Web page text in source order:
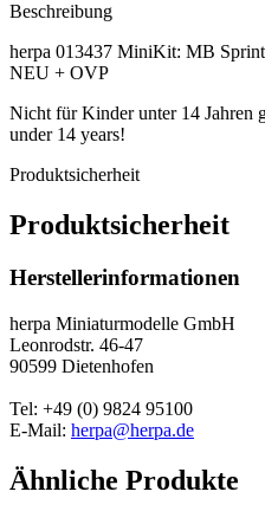
Beschreibung
herpa 013437 MiniKit: MB
NEU + OVP
Nicht für Kinder unter 14 Jahren
under 14 years!
Produktsicherheit
Produktsicherheit
Herstellerinformationen
herpa Miniaturmodelle GmbH
Leonrodstr. 46-47
90599 Dietenhofen
Tel: +49 (0) 9824 95100
E-Mail: herpa@herpa.de
Ähnliche Produkte